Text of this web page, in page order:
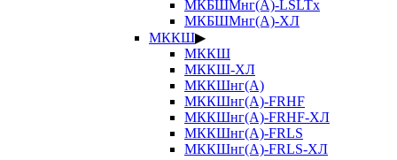
МКБШМнг(А)-LSLTx
МКБШМнг(А)-ХЛ
МККШ▶
МККШ
МККШ-ХЛ
МККШнг(А)
МККШнг(А)-FRHF
МККШнг(А)-FRHF-ХЛ
МККШнг(А)-FRLS
МККШнг(А)-FRLS-ХЛ